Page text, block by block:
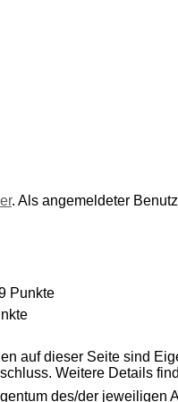
. Als angemeldeter
Punkte
auf dieser Seite sind
Weitere Details
des/der jeweiligen